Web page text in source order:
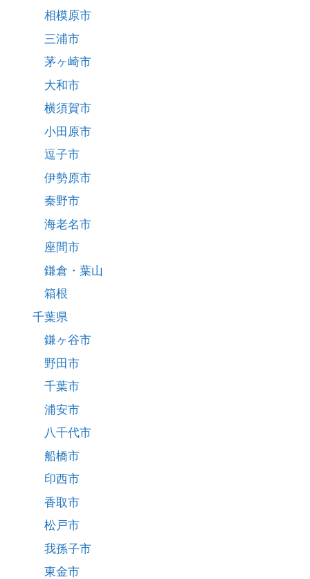
相模原市
三浦市
茅ヶ崎市
大和市
横須賀市
小田原市
逗子市
伊勢原市
秦野市
海老名市
座間市
鎌倉・葉山
箱根
千葉県
鎌ヶ谷市
野田市
千葉市
浦安市
八千代市
船橋市
印西市
香取市
松戸市
我孫子市
東金市